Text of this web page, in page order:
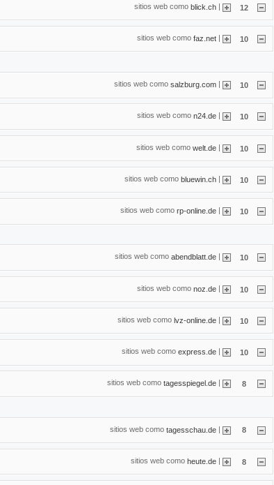
sitios web como blick.ch | 12
sitios web como faz.net | 10
sitios web como salzburg.com 10
sitios web como n24.de 10
sitios web como welt.de | 10
sitios web como bluewin.ch | 10
sitios web como rp-online.de | 10
sitios web como abendblatt.de 10
sitios web como noz.de | 10
sitios web como lvz-online.de | 10
sitios web como express.de | 10
sitios web como tagesspiegel.de 8
sitios web como tagesschau.de | 8
sitios web como heute.de | 8